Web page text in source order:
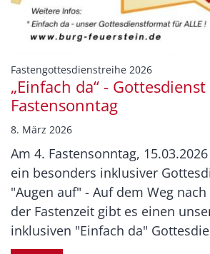
Fastengottesdienstreihe 2026:
„Einfach da“ -
Fastensonntag
8. März 2026
Am 4. Fastensonntag,
ein besonders inklusiver
"Augen auf" - Auf dem Weg
der Fastenzeit gibt es einen
inklusiven "Einfach da"